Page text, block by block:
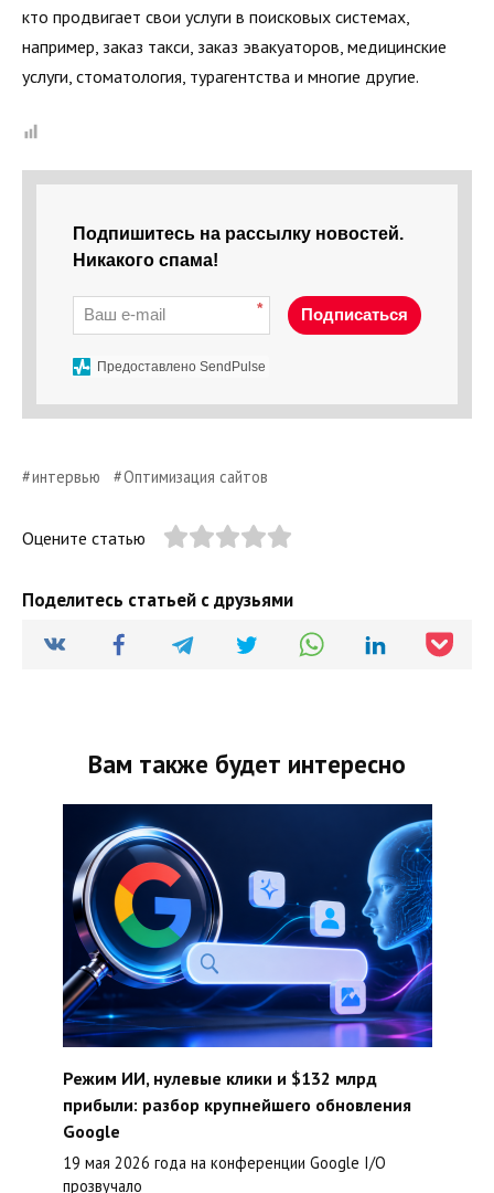
кто продвигает свои услуги в поисковых системах,
например, заказ такси, заказ эвакуаторов, медицинские
услуги, стоматология, турагентства и многие другие.
Подпишитесь на рассылку новостей.
Никакого спама!
* Подписаться
Предоставлено SendPulse
интервью Оптимизация сайтов
Оцените статью
Поделитесь статьей с друзьями
Вам также будет интересно
Режим ИИ, нулевые клики и $132 млрд
прибыли: разбор крупнейшего обновления
Google
19 мая 2026 года на конференции Google I/O
прозвучало